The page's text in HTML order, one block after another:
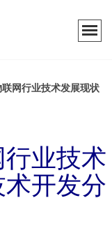
网行业技术发展现状
业技术
开发分